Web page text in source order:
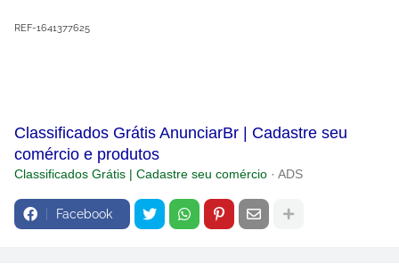
REF-1641377625
Classificados Grátis AnunciarBr | Cadastre seu
comércio e produtos
Classificados Grátis | Cadastre seu comércio · ADS
Facebook